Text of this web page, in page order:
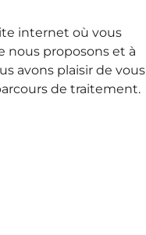
internet où vous
nous proposons et à
avons plaisir de vous
de traitement.